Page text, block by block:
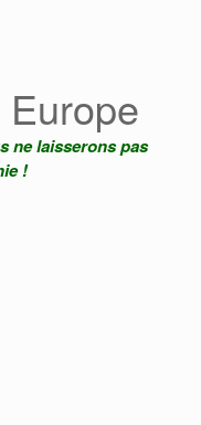
ne laisserons pas
!